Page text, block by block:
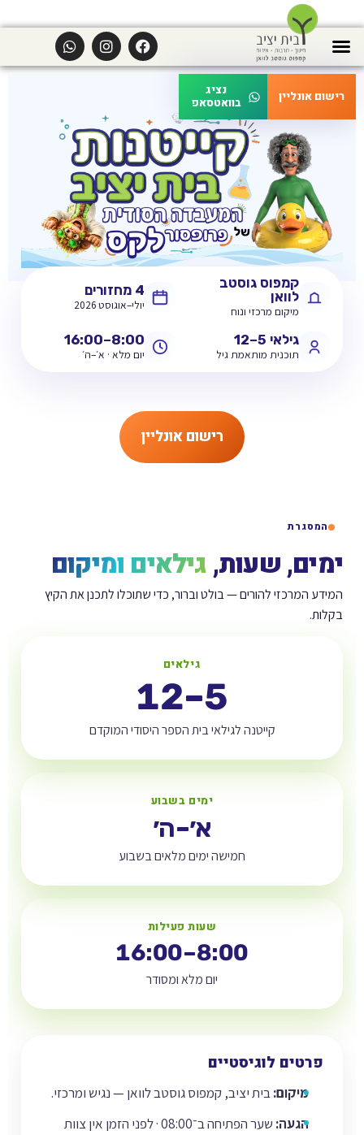
רישום אונליין
נציג
בוואטסאפ
קייטנות בית יציב —
קיץ 2026 · ההרשמה פתוחה
קמפוס גוסטב
לוואן
מיקום מרכזי ונוח
4 מחזורים
יולי–אוגוסט 2026
גילאי 5–12
תוכנית מותאמת גיל
8:00–16:00
יום מלא · א׳–ה׳
רישום אונליין
המסגרת
ימים, שעות,גילאים ומיקום
המידע המרכזי להורים — בולט וברור, כדי שתוכלו לתכנן את הקיץ
בקלות.
גילאים
5–12
קייטנה לגילאי בית הספר היסודי המוקדם
ימים בשבוע
א׳–ה׳
חמישה ימים מלאים בשבוע
שעות פעילות
8:00
–
16:00
יום מלא ומסודר
פרטים לוגיסטיים
מיקום:בית יציב, קמפוס גוסטב לוואן — נגיש ומרכזי.
הגעה:
שער הפתיחה ב־08:00 · לפני הזמן אין צוות